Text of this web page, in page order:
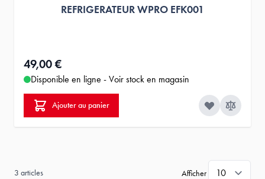
REFRIGERATEUR WPRO EFK001
49,00 €
Disponible en ligne - Voir stock en magasin
Ajouter au panier
3 articles Afficher